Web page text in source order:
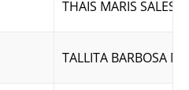
THAIS MARIS SALES
TALLITA BARBOSA